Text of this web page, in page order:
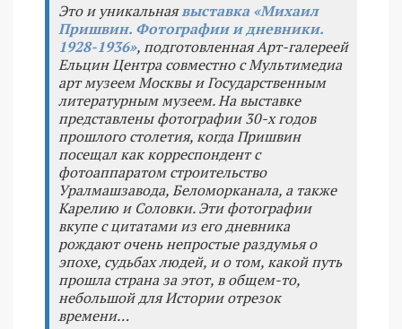
Это и уникальнаявыставка «Михаил
Пришвин. Фотографии и дневники.
1928-1936», подготовленная Арт-галереей
Ельцин Центра совместно с Мультимедиа
арт музеем Москвы и Государственным
литературным музеем. На выставке
представлены фотографии 30-х годов
прошлого столетия, когда Пришвин
посещал как корреспондент с
фотоаппаратом строительство
Уралмашзавода, Беломорканала, а также
Карелию и Соловки. Эти фотографии
вкупе с цитатами из его дневника
рождают очень непростые раздумья о
эпохе, судьбах людей, и о том, какой путь
прошла страна за этот, в общем-то,
небольшой для Истории отрезок
времени…